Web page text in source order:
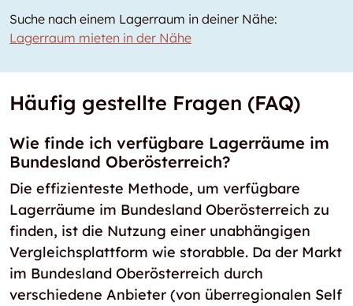
Suche nach einem Lagerraum in deiner Nähe:
Lagerraum mieten in der Nähe
Häufig gestellte Fragen (FAQ)
Wie finde ich verfügbare Lagerräume im
Bundesland Oberösterreich?
Die effizienteste Methode, um verfügbare
Lagerräume im Bundesland Oberösterreich zu
finden, ist die Nutzung einer unabhängigen
Vergleichsplattform wie storabble. Da der Markt
im Bundesland Oberösterreich durch
verschiedene Anbieter (von überregionalen Self